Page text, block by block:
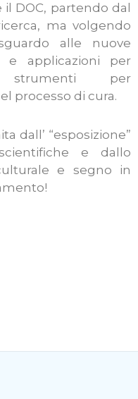
DOC, partendo dal
ma volgendo
alle nuove
e applicazioni per
strumenti per
processo di cura.
dall’ “esposizione”
e dallo
e segno in